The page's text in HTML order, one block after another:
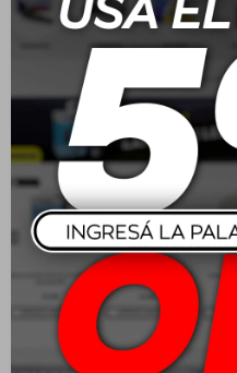
Características:
Tamaño: Compatible con
Material: Cuero sintético
Propiedades destacadas:
decoloración, material
Beneficio principal: Confort
control al conducir
Compatibilidad: Ajuste
vehículos
Refuerzos: Secciones
una experiencia de manejo
Aplicación:Fácil instalación
volantes estándar de 38